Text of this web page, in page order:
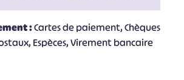
:Cartes de paiement, Chèques
Espèces, Virement bancaire